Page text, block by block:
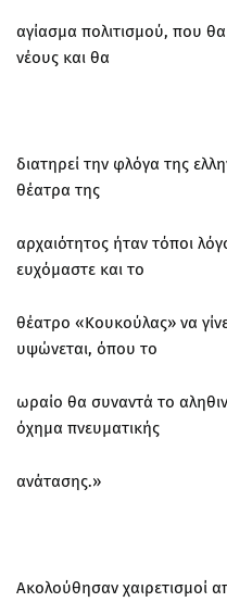
αγίασμα πολιτισμού, που
νέους και θα
διατηρεί την φλόγα της
θέατρα της
αρχαιότητος ήταν τόποι
ευχόμαστε και το
θέατρο «Κουκούλας» να
υψώνεται, όπου το
ωραίο θα συναντά το
όχημα πνευματικής
ανάτασης.»
Ακολούθησαν χαιρετισμοί